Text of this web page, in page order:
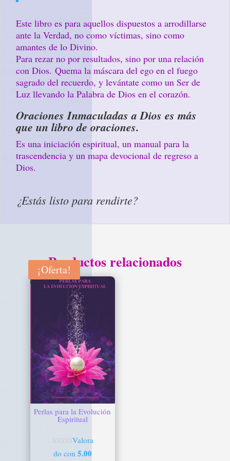
Este libro es para aquellos dispuestos a arrodillarse
ante la Verdad, no como víctimas, sino como
amantes de lo Divino.
Para rezar no por resultados, sino por una relación
con Dios. Quema la máscara del ego en el fuego
sagrado del recuerdo, y levántate como un Ser de
Luz llevando la Palabra de Dios en el corazón.
Oraciones Inmaculadas a Dios es más
que un libro de oraciones.
Es una iniciación espiritual, un manual para la
trascendencia y un mapa devocional de regreso a
Dios.
¿Estás listo para rendirte?
Productos relacionados
¡Oferta!
Perlas para la Evolución
Espiritual
Valora
do con 5.00